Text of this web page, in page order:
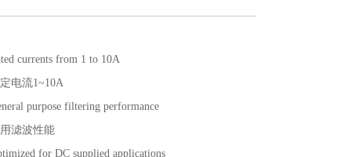
currents from 1 to 10A
电流1~10A
purpose filtering performance
滤波性能
for DC supplied applications